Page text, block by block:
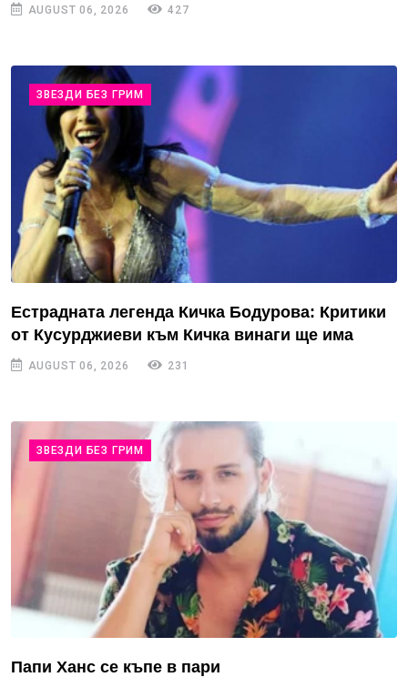
AUGUST 06, 2026 427
ЗВЕЗДИ БЕЗ ГРИМ
Естрадната легенда Кичка Бодурова: Критики
от Кусурджиеви към Кичка винаги ще има
AUGUST 06, 2026 231
ЗВЕЗДИ БЕЗ ГРИМ
Папи Ханс се къпе в пари